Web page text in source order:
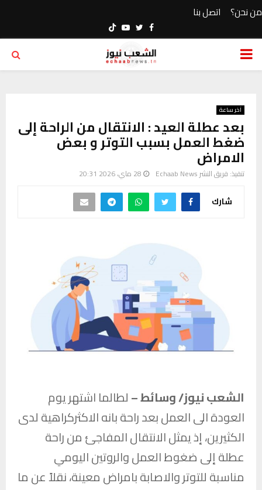
من نحن؟ اتصل بنا
Facebook
Twitter
Youtube
PRIMARY
آخر ساعة
بعد عطلة العيد : الانتقال من الراحة إلى
ضغط العمل بسبب التوتر و بعض
الامراض
تنفيذ: فريق النشر Echaab News 28 ماي، 2026 20:31
شارك
الشعب نيوز/ وسائط –لطالما اشتهر يوم
العودة الى العمل بعد راحة بانه الاكثركراهية لدى
الكثيرين، إذ يمثل الانتقال المفاجئ من راحة
عطلة إلى ضغوط العمل والروتين اليومي
مناسبة للتوتر والاصابة بامراض معينة، نقلاً عن ما